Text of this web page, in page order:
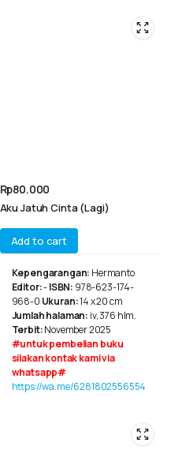
Rp80.000
Aku Jatuh Cinta (Lagi)
Add to cart
Kepengarangan: Hermanto
Editor:-ISBN: 978-623-174-
968-0 Ukuran:14 x 20 cm
Jumlah halaman: iv, 376 hlm.
Terbit:November 2025
#untuk pembelian buku
silakan kontak kami via
whatsapp#
https://wa.me/6281802556554